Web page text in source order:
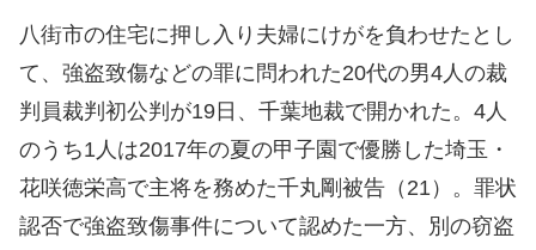
八街市の住宅に押し入り夫婦にけがを負わせたとし
て、強盗致傷などの罪に問われた20代の男4人の裁
判員裁判初公判が19日、千葉地裁で開かれた。4人
のうち1人は2017年の夏の甲子園で優勝した埼玉・
花咲徳栄高で主将を務めた千丸剛被告（21）。罪状
認否で強盗致傷事件について認めた一方、別の窃盗